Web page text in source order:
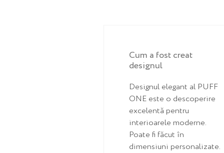
Cum a fost creat
designul
Designul elegant al PUFF
ONE este o descoperire
excelentă pentru
interioarele moderne.
Poate fi făcut în
dimensiuni personalizate.